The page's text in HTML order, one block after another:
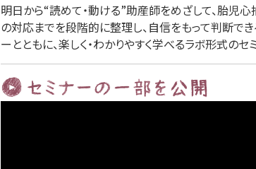
明日から“読めて・動ける”助産師をめざして、胎児
の対応までを段階的に整理し、自信をもって判断でき
ーとともに、楽しく・わかりやすく学べるラボ形式のセ